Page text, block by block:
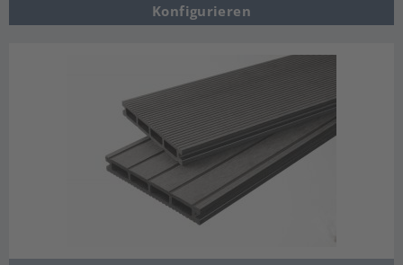
Konfigurieren